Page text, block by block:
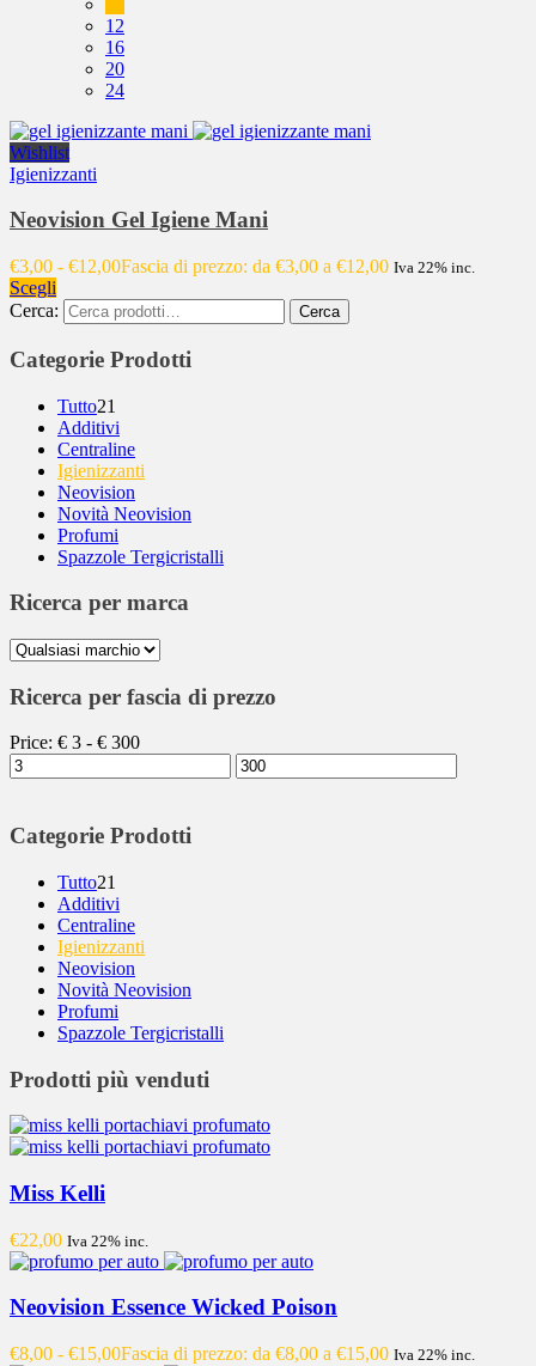
12
16
20
24
Wishlist
Igienizzanti
Neovision Gel Igiene Mani
€3,00 - €12,00Fascia di prezzo: da €3,00 a €12,00 Iva 22% inc.
Scegli
Cerca:
Cerca
Categorie Prodotti
Tutto21
Additivi
Centraline
Igienizzanti
Neovision
Novità Neovision
Profumi
Spazzole Tergicristalli
Ricerca per marca
Ricerca per fascia di prezzo
Price: € 3 - € 300
Categorie Prodotti
Tutto21
Additivi
Centraline
Igienizzanti
Neovision
Novità Neovision
Profumi
Spazzole Tergicristalli
Prodotti più venduti
Miss Kelli
€22,00 Iva 22% inc.
Neovision Essence Wicked Poison
€8,00 - €15,00Fascia di prezzo: da €8,00 a €15,00 Iva 22% inc.